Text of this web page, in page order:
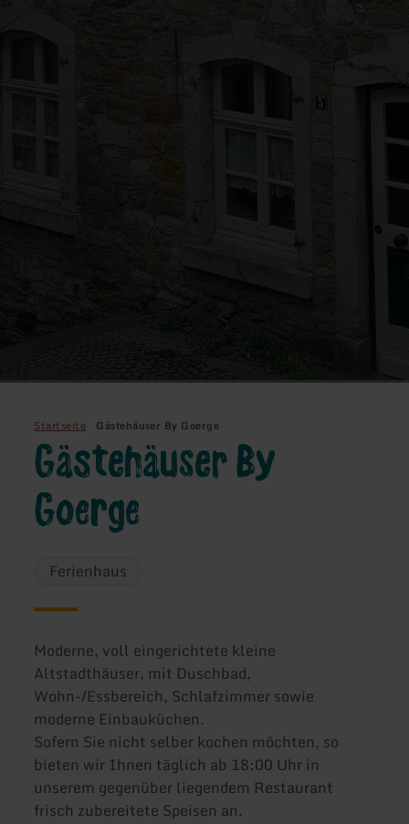
Startseite Gästehäuser By Goerge
Gästehäuser By
Goerge
Ferienhaus
Moderne, voll eingerichtete kleine
Altstadthäuser, mit Duschbad,
Wohn-/Essbereich, Schlafzimmer sowie
moderne Einbauküchen.
Sofern Sie nicht selber kochen möchten, so
bieten wir Ihnen täglich ab 18:00 Uhr in
unserem gegenüber liegendem Restaurant
frisch zubereitete Speisen an.